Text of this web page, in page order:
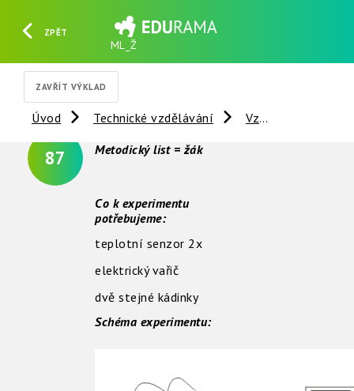
ZPĚT
ML_Ž
ZAVŘÍT VÝKLAD
Úvod Technické vzdělávání Vzdálené experimenty
87 Metodický list = žák
Co k experimentu
potřebujeme:
teplotní senzor 2x
elektrický vařič
dvě stejné kádinky
Schéma experimentu: